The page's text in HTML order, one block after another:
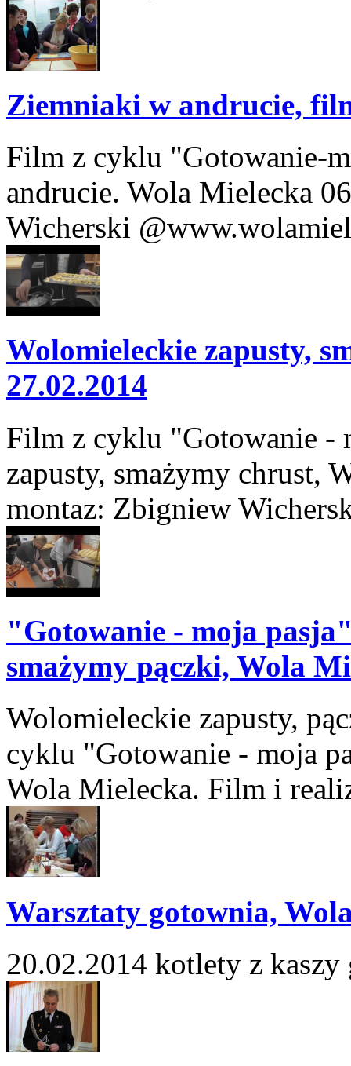
Ziemniaki w andrucie,
Film z cyklu "Gotowanie-
andrucie. Wola Mielecka
Wicherski
Wolomieleckie zapusty,
27.02.2014
Film z cyklu "Gotowanie -
zapusty, smażymy chrust,
montaz: Zbigniew
"Gotowanie - moja
smażymy pączki, Wola
Wolomieleckie zapusty,
cyklu "Gotowanie - moja
Wola Mielecka. Film i
Warsztaty gotownia,
20.02.2014 kotlety z